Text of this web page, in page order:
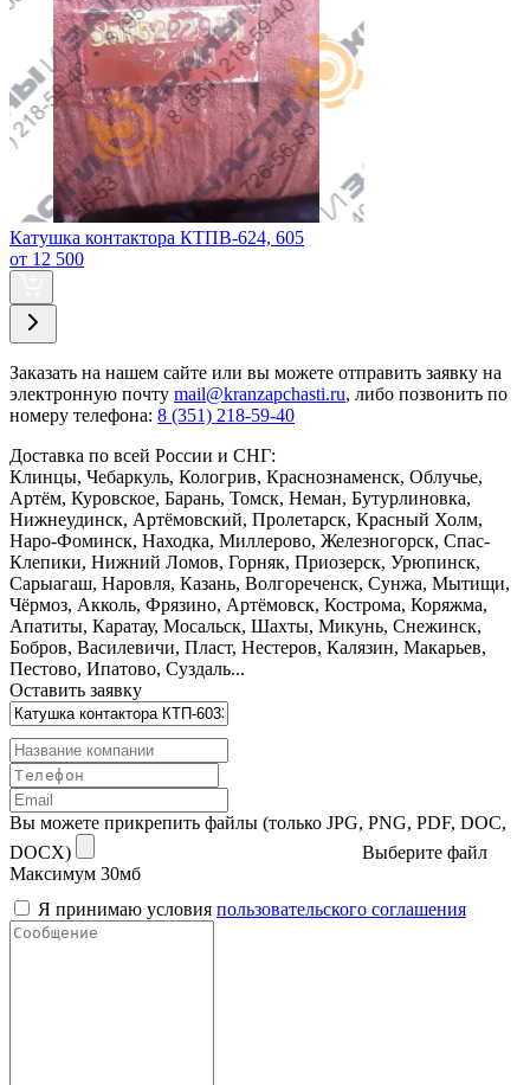
Катушка контактора КТПВ-624, 605
от 12 500
Заказать на нашем сайте или вы можете отправить заявку на
электронную почту mail@kranzapchasti.ru, либо позвонить по
номеру телефона: 8 (351) 218-59-40
Доставка по всей России и СНГ:
Клинцы, Чебаркуль, Кологрив, Краснознаменск, Облучье,
Артём, Куровское, Барань, Томск, Неман, Бутурлиновка,
Нижнеудинск, Артёмовский, Пролетарск, Красный Холм,
Наро-Фоминск, Находка, Миллерово, Железногорск, Спас-
Клепики, Нижний Ломов, Горняк, Приозерск, Урюпинск,
Сарыагаш, Наровля, Казань, Волгореченск, Сунжа, Мытищи,
Чёрмоз, Акколь, Фрязино, Артёмовск, Кострома, Коряжма,
Апатиты, Каратау, Мосальск, Шахты, Микунь, Снежинск,
Бобров, Василевичи, Пласт, Нестеров, Калязин, Макарьев,
Пестово, Ипатово, Суздаль...
Оставить заявку
Вы можете прикрепить файлы (только JPG, PNG, PDF, DOC,
DOCX)
Выберите файл
Максимум 30мб
Я принимаю условия пользовательского соглашения